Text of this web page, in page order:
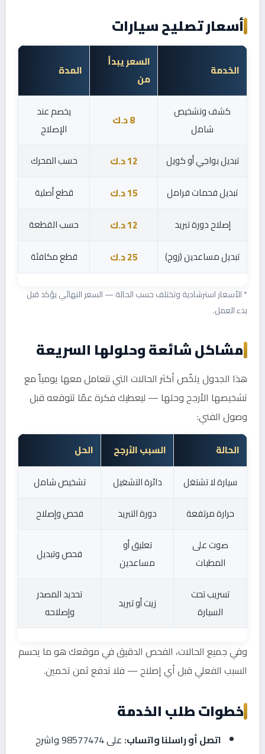
أسعار تصليح سيارات
الخدمة
السعر يبدأ
من
المدة
كشف وتشخيص
شامل
8 د.ك
يخصم عند
الإصلاح
تبديل بواجي أو كويل
12 د.ك
حسب المحرك
تبديل فحمات فرامل
15 د.ك
قطع أصلية
إصلاح دورة تبريد
12 د.ك
حسب القطعة
تبديل مساعدين (زوج)
25 د.ك قطع مكافئة
* الأسعار استرشادية وتختلف حسب الحالة — السعر النهائي يؤكد قبل
بدء العمل.
مشاكل شائعة وحلولها السريعة
هذا الجدول يلخّص أكثر الحالات التي نتعامل معها يومياً مع
تشخيصها الأرجح وحلها — ليعطيك فكرة عمّا تتوقعه قبل
وصول الفني:
الحالة السبب الأرجح
الحل
سيارة لا تشتغل
دائرة التشغيل
تشخيص شامل
حرارة مرتفعة
دورة التبريد
فحص وإصلاح
صوت على
المطبات
تعليق أو
مساعدين
فحص وتبديل
تسريب تحت
السيارة
زيت أو تبريد
تحديد المصدر
وإصلاحه
وفي جميع الحالات، الفحص الدقيق في موقعك هو ما يحسم
السبب الفعلي قبل أي إصلاح — فلا تدفع ثمن تخمين.
خطوات طلب الخدمة
اتصل أو راسلنا واتساب:
على 98577474 واشرح